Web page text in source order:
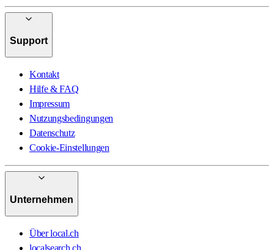
Support
Kontakt
Hilfe & FAQ
Impressum
Nutzungsbedingungen
Datenschutz
Cookie-Einstellungen
Unternehmen
Über local.ch